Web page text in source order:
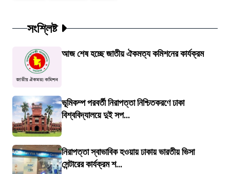
সংশ্লিষ্ট
আজ শেষ হচ্ছে জাতীয় ঐকমত্য কমিশনের কার্যক্রম
ভূমিকম্প পরবর্তী নিরাপত্তা নিশ্চিতকরণে ঢাকা
বিশ্ববিদ্যালয়ে দুই সপ...
নিরাপত্তা স্বাভাবিক হওয়ায় ঢাকায় ভারতীয় ভিসা
সেন্টারের কার্যক্রম শ...